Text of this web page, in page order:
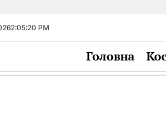
2:05:21 PM
Головна